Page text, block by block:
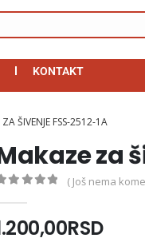
KONTAKT
ŠIVENJE FSS-2512-1A
za
( Još nema
RSD